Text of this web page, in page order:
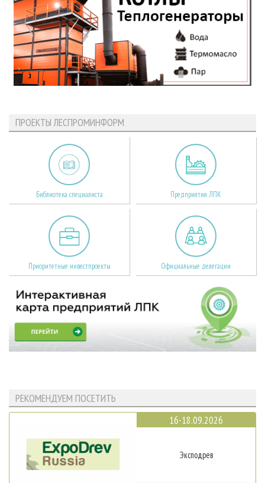
ПРОЕКТЫ ЛЕСПРОМИНФОРМ
Библиотека специалиста Предприятия ЛПК
Приоритетные инвестпроекты Официальные делегации
РЕКОМЕНДУЕМ ПОСЕТИТЬ
16-18.09.2026
Эксподрев